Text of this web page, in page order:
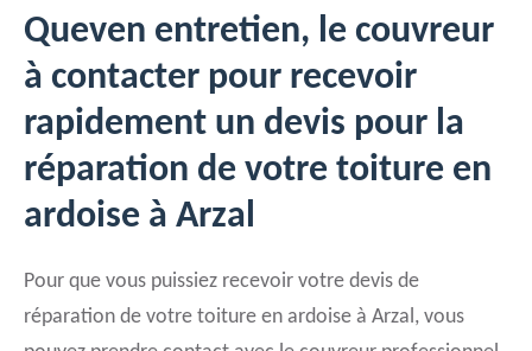
Queven entretien, le couvreur
à contacter pour recevoir
rapidement un devis pour la
réparation de votre toiture en
ardoise à Arzal
Pour que vous puissiez recevoir votre devis de
réparation de votre toiture en ardoise à Arzal, vous